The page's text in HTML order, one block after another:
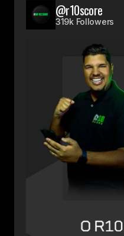
@r10score
319k Followers